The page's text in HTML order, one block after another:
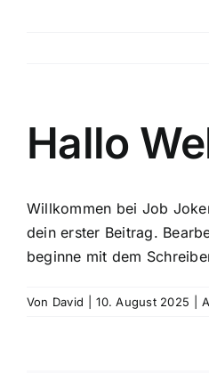
Hallo
Willkommen bei Job
dein erster Beitrag.
beginne mit dem
Von David 10. August 2025